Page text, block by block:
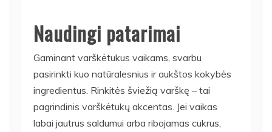
Naudingi patarimai
Gaminant varškėtukus vaikams, svarbu
pasirinkti kuo natūralesnius ir aukštos kokybės
ingredientus. Rinkitės šviežią varškę – tai
pagrindinis varškėtukų akcentas. Jei vaikas
labai jautrus saldumui arba ribojamas cukrus,